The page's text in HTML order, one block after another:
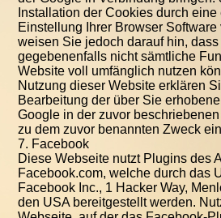
Installation der Cookies durch
Einstellung Ihrer Browser
weisen Sie jedoch darauf hin, dass
gegebenenfalls nicht sämtliche
Website voll umfänglich nutzen
Nutzung dieser Website erklären
Bearbeitung der über Sie
Google in der zuvor
zu dem zuvor benannten Zweck
7. Facebook
Diese Webseite nutzt Plugins des
Facebook.com, welche durch das
Facebook Inc., 1 Hacker Way,
den USA bereitgestellt werden.